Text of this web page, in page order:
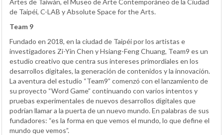
de Taipéi, C-LAB y Absolute Space for the Arts.
Team 9
Fundado en 2018, en la ciudad de Taipéi por los artistas e
investigadores Zi-Yin Chen y Hsiang-Feng Chuang, Team9 es un
estudio creativo que centra sus intereses primordiales en los
desarrollos digitales, la generación de contenidos y la innovación.
La aventura del estudio “Team9” comenzó con el lanzamiento de
su proyecto “Word Game” continuando con varios intentos y
pruebas experimentales de nuevos desarrollos digitales que
podrían llamar a la puerta de un nuevo mundo. En palabras de sus
fundadores: “es la forma en que vemos el mundo, lo que define el
mundo que vemos”.